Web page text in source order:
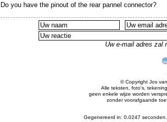
Do you have the pinout of the rear pannel connector?
Uw e-mail adres zal
© Copyright Jos
Alle teksten, foto's,
geen enkele wijze worden
zonder voorafgaande
Gegenereerd in: 0.0247 seconden.